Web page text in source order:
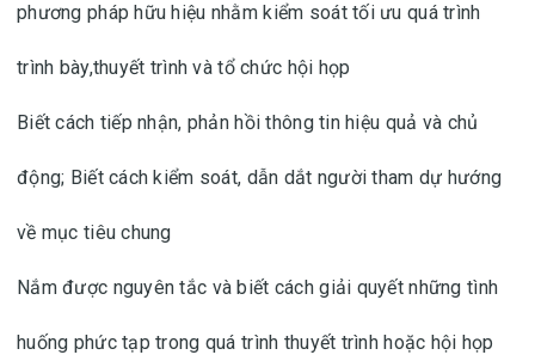
phương pháp hữu hiệu nhằm kiểm soát tối ưu quá trình
trình bày,thuyết trình và tổ chức hội họp
Biết cách tiếp nhận, phản hồi thông tin hiệu quả và chủ
động; Biết cách kiểm soát, dẫn dắt người tham dự hướng
về mục tiêu chung
Nắm được nguyên tắc và biết cách giải quyết những tình
huống phức tạp trong quá trình thuyết trình hoặc hội họp